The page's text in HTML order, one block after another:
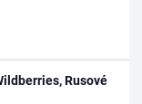
Rusové